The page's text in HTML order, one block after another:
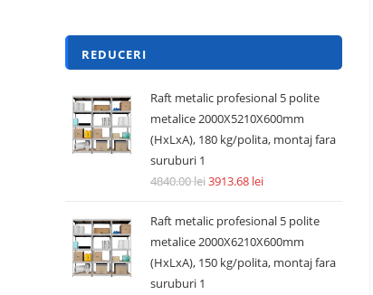
REDUCERI
Raft metalic profesional 5 polite
metalice 2000X5210X600mm
(HxLxA), 180 kg/polita, montaj fara
suruburi 1
4840.00lei3913.68 lei
Raft metalic profesional 5 polite
metalice 2000X6210X600mm
(HxLxA), 150 kg/polita, montaj fara
suruburi 1